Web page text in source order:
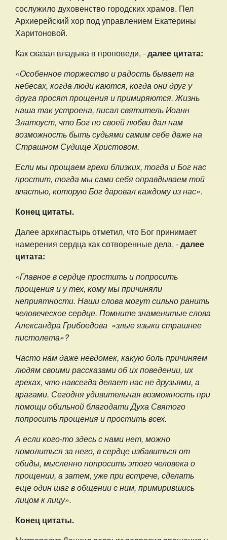
сослужило духовенство городских храмов. Пел
Архиерейский хор под управлением Екатерины
Харитоновой.
Как сказал владыка в проповеди, -далее цитата:
«Особенное торжество и радость бывает на
небесах, когда люди каются, когда они друг у
друга просят прощения и примиряются. Жизнь
наша так устроена, писал святитель Иоанн
Златоуст, что Бог по своей любви дал нам
возможность быть судьями самим себе даже на
Страшном Судище Христовом.
Если мы прощаем грехи близких, тогда и Бог нас
простит, тогда мы сами себя оправдываем той
властью, которую Бог даровал каждому из нас».
Конец цитаты.
Далее архипастырь отметил, что Бог принимает
намерения сердца как сотворенные дела, -далее
цитата:
«Главное в сердце простить и попросить
прощения и у тех, кому мы причиняли
неприятности. Наши слова могут сильно ранить
человеческое сердце. Помните знаменитые слова
Александра Грибоедова «злые языки страшнее
пистолета»?
Часто нам даже невдомек, какую боль причиняем
людям своими рассказами об их поведении, их
грехах, что навсегда делает нас не друзьями, а
врагами. Сегодня удивительная возможность при
помощи обильной благодати Духа Святого
попросить прощения и простить всех.
А если кого-то здесь с нами нет, можно
помолиться за него, в сердце избавиться от
обиды, мысленно попросить этого человека о
прощении, а затем, уже при встрече, сделать
еще один шаг в общении с ним, примирившись
лицом к лицу».
Конец цитаты.